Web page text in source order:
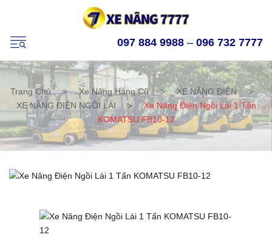
097 884 9988 – 096 732 7777
Trang Chủ > Xe Nâng Hàng Cũ > XE NÂNG ĐIỆN
>
XE NÂNG ĐIỆN NGỒI LÁI
>
Xe Nâng Điện Ngồi Lái 1 Tấn
KOMATSU FB10-12